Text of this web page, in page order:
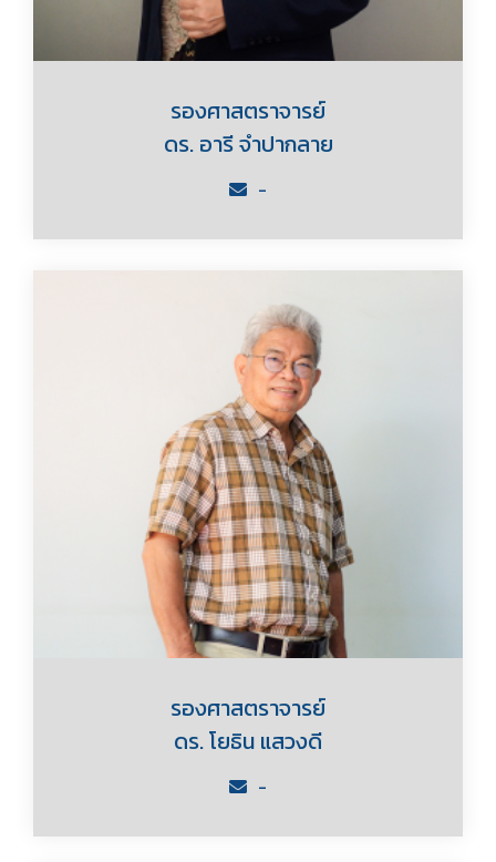
รองศาสตราจารย์
ดร. อารี จำปากลาย
-
รองศาสตราจารย์
ดร. โยธิน แสวงดี
-